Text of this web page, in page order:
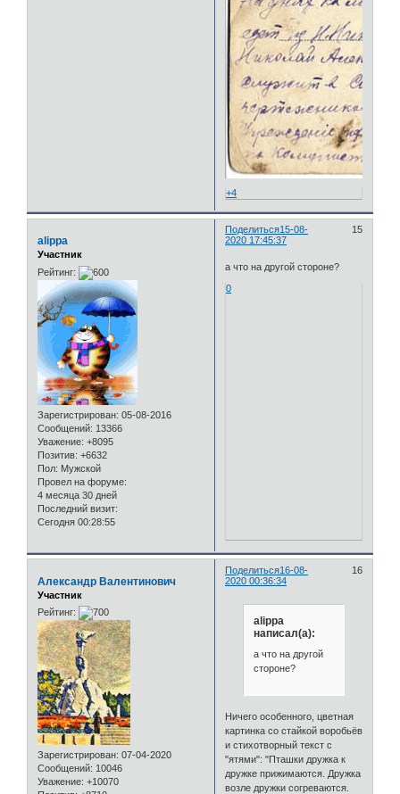
+4
Поделиться 15
15-08-
2020 17:45:37
alippa
Участник
Рейтинг:
Зарегистрирован: 05-08-2016
Сообщений: 13366
Уважение: +8095
Позитив: +6632
Пол: Мужской
Провел на форуме:
4 месяца 30 дней
Последний визит:
Сегодня 00:28:55
а что на другой стороне?
0
Поделиться 16
16-08-
2020 00:36:34
Александр Валентинович
Участник
Рейтинг:
Зарегистрирован: 07-04-2020
Сообщений: 10046
Уважение: +10070
alippa
написал(а):
а что на другой
стороне?
Ничего особенного, цветная
картинка со стайкой воробьёв
и стихотворный текст с
"ятями": "Пташки дружка к
дружке прижимаются. Дружка
возле дружки согреваются.